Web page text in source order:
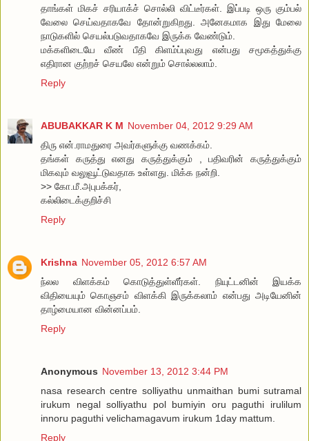
தாங்கள் மிகச் சரியாக்ச் சொல்லி விட்டீர்கள். இப்படி ஒரு கும்பல்
வேலை செய்வதாகவே தோன்றுகிறது. அனேகமாக இது மேலை
நாடுகளில் செயல்படுவதாகவே இருக்க வேண்டும்.
மக்களிடையே வீண் பீதி கிளம்ப்புவது என்பது சமூகத்துக்கு
எதிரான குற்றச் செயலே என்றும் சொல்லலாம்.
Reply
ABUBAKKAR K M November 04, 2012 9:29 AM
திரு என்.ராமதுரை அவர்களுக்கு வணக்கம்.
தங்கள் கருத்து எனது கருத்துக்கும் , பதிவரின் கருத்துக்கும்
மிகவும் வலுவூட்டுவதாக உள்ளது. மிக்க நன்றி.
>> கோ.மீ.அபுபக்கர்,
கல்லிடைக்குறிச்சி
Reply
Krishna November 05, 2012 6:57 AM
ந்லல விளக்கம் கொடுத்துள்ளீர்கள். நியுட்டனின் இயக்க
விதியையும் கொஞசம் விளக்கி இருக்கலாம் என்பது அடியேனின்
தாழ்மையான வின்னப்பம்.
Reply
Anonymous November 13, 2012 3:44 PM
nasa research centre solliyathu unmaithan bumi sutramal
irukum negal solliyathu pol bumiyin oru paguthi irulilum
innoru paguthi velichamagavum irukum 1day mattum.
Reply